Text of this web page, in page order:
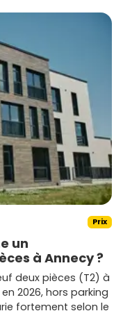
pour trouver le
Prix
un
à Annecy ?
deux pièces (T2) à
2026, hors parking
fortement selon le